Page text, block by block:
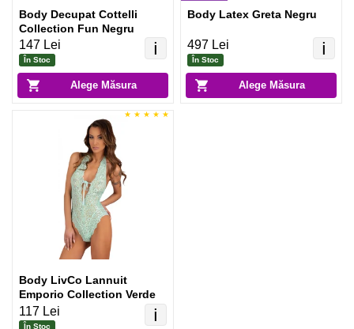
Alege Măsura
ℹ️
Body Decupat Cottelli
Collection Fun Negru
147 Lei
În Stoc
Alege Măsura
ℹ️
Body Latex Greta Negru
497 Lei
În Stoc
ℹ️
Body LivCo Lannuit
Emporio Collection Verde
117 Lei
În Stoc